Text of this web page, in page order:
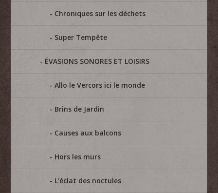
Chroniques sur les déchets
Super Tempête
ÉVASIONS SONORES ET LOISIRS
Allo le Vercors ici le monde
Brins de Jardin
Causes aux balcons
Hors les murs
L'éclat des noctules